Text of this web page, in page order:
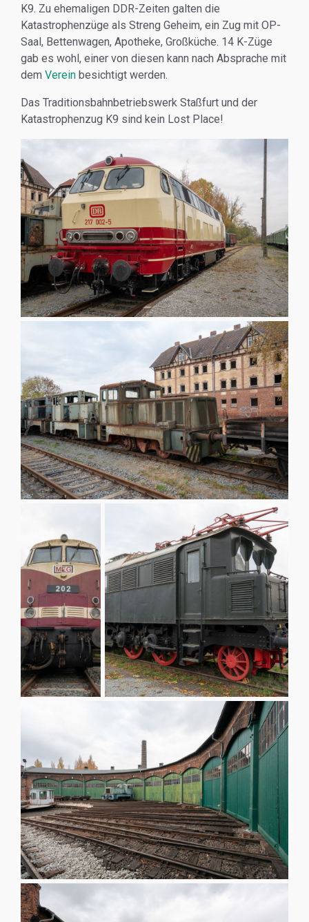
K9. Zu ehemaligen DDR-Zeiten galten die
Katastrophenzüge als Streng Geheim, ein Zug mit OP-
Saal, Bettenwagen, Apotheke, Großküche. 14 K-Züge
gab es wohl, einer von diesen kann nach Absprache mit
dem Verein besichtigt werden.
Das Traditionsbahnbetriebswerk Staßfurt und der
Katastrophenzug K9 sind kein Lost Place!